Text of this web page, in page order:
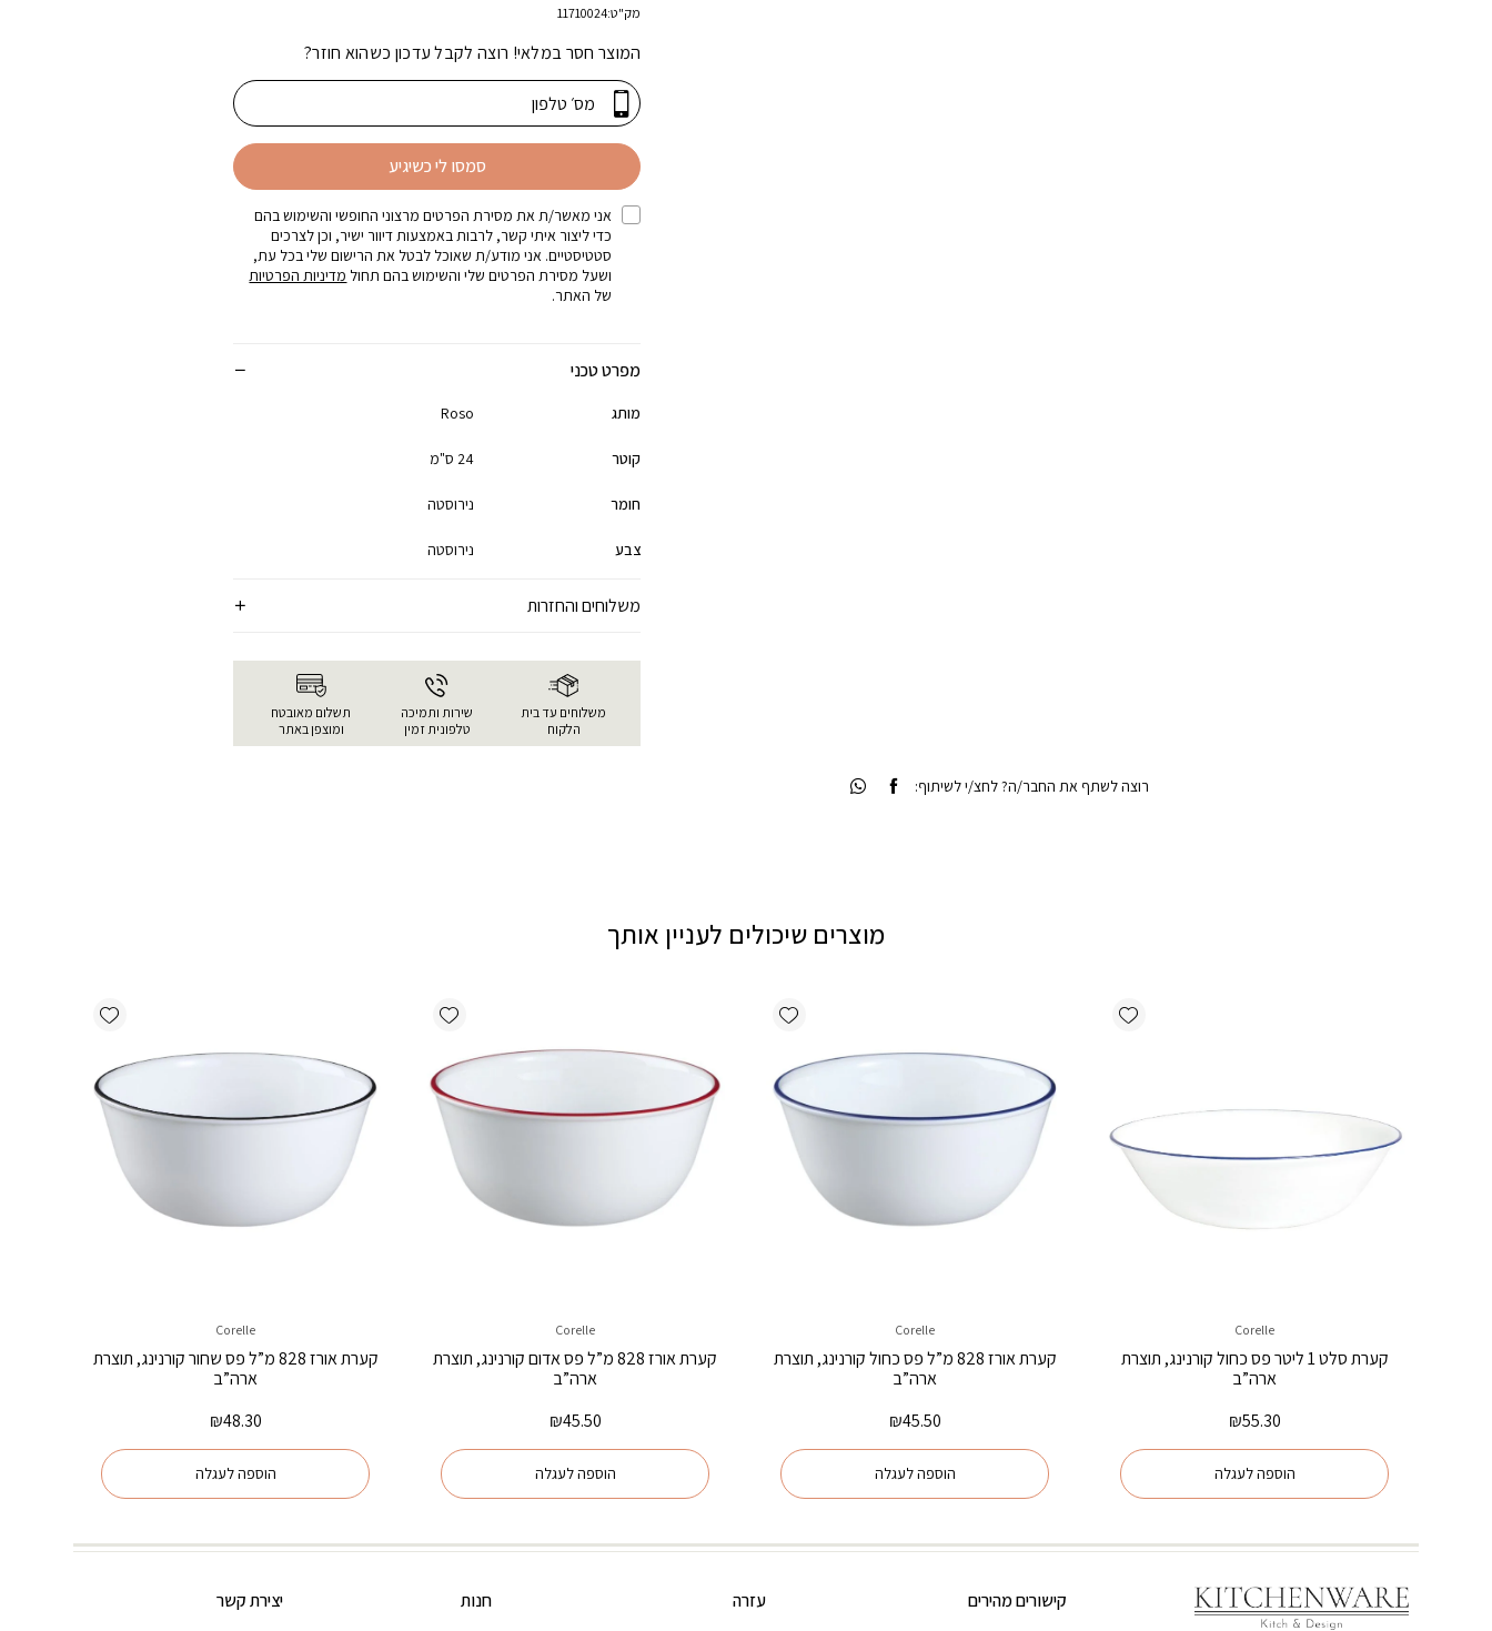
מק"ט:11710024
המוצר חסר במלאי! רוצה לקבל עדכון כשהוא חוזר?
סמסו לי כשיגיע
אני מאשר/ת את מסירת הפרטים מרצוני החופשי והשימוש בהם
כדי ליצור איתי קשר, לרבות באמצעות דיוור ישיר, וכן לצרכים
סטטיסטיים. אני מודע/ת שאוכל לבטל את הרישום שלי בכל עת,
ושעל מסירת הפרטים שלי והשימוש בהם תחול מדיניות הפרטיות
של האתר.
מפרט טכני
מותג Roso
קוטר 24 ס"מ
חומר נירוסטה
צבע נירוסטה
משלוחים והחזרות
משלוחים עד בית
הלקוח
שירות ותמיכה
טלפונית זמין
תשלום מאובטח
ומוצפן באתר
רוצה לשתף את החבר/ה? לחצ/י לשיתוף:
מוצרים שיכולים לעניין אותך
Add wishlist
Corelle
קערת סלט 1 ליטר פס כחול קורנינג, תוצרת
ארה”ב
₪55.30
הוספה לעגלה
Add wishlist
Corelle
קערת אורז 828 מ”ל פס כחול קורנינג, תוצרת
ארה”ב
₪45.50
הוספה לעגלה
Add wishlist
Corelle
קערת אורז 828 מ”ל פס אדום קורנינג, תוצרת
ארה”ב
₪45.50
הוספה לעגלה
Add wishlist
Corelle
קערת אורז 828 מ”ל פס שחור קורנינג, תוצרת
ארה”ב
₪48.30
הוספה לעגלה
קישורים מהירים עזרה חנות יצירת קשר